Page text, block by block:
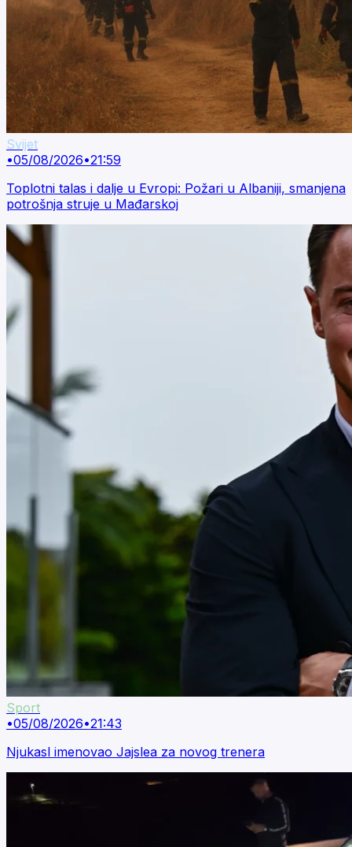
Svijet
•05/08/2026•21:59
Toplotni talas i dalje u Evropi: Požari u Albaniji, smanjena
potrošnja struje u Mađarskoj
Sport
•05/08/2026•21:43
Njukasl imenovao Jajslea za novog trenera